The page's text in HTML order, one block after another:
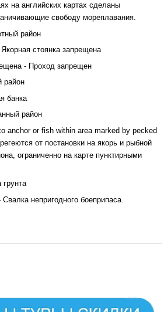
на английских картах сделаны
свободу мореплавания.
район
стоянка запрещена
- Проход запрещен
район
банка
район
anchor or fish within area marked by pecked
от постановки на якорь и рыбной
ограниченно на карте пунктирными
непригодного боеприпаса.